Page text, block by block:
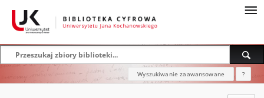
Wyszukiwanie zaawansowane ?